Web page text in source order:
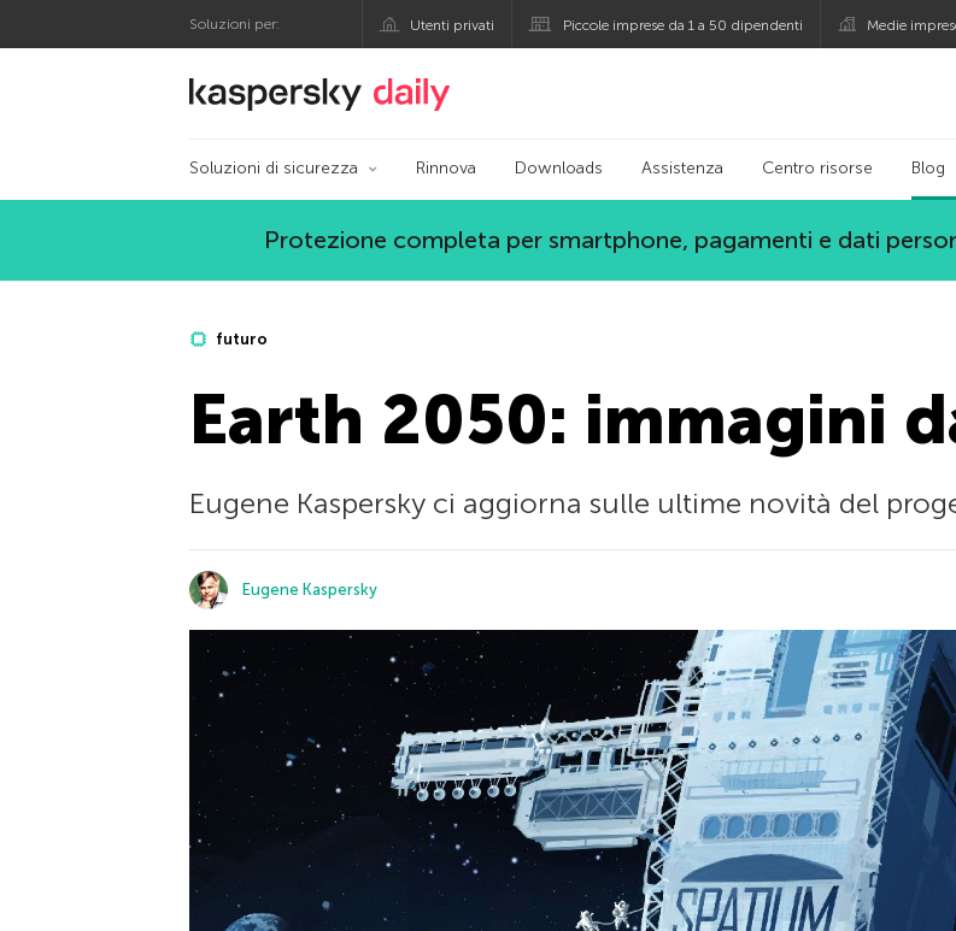
Soluzioni per: Utenti privati Piccole imprese da 1 a 50 dipendenti Medie
Blog ufficiale di Kaspersky
Soluzioni di sicurezza Rinnova Downloads Assistenza Centro risorse Blog
Protezione completa per smartphone, pagamenti e dati
futuro
Earth 2050: immagini
Eugene Kaspersky ci aggiorna sulle ultime novità del
Eugene Kaspersky